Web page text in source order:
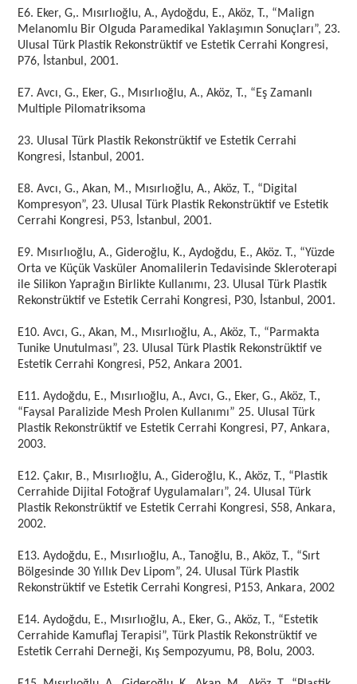
E6. Eker, G,. Mısırlıoğlu, A., Aydoğdu, E., Aköz, T., “Malign
Melanomlu Bir Olguda Paramedikal Yaklaşımın Sonuçları”, 23.
Ulusal Türk Plastik Rekonstrüktif ve Estetik Cerrahi Kongresi,
P76, İstanbul, 2001.
E7. Avcı, G., Eker, G., Mısırlıoğlu, A., Aköz, T., “Eş Zamanlı
Multiple Pilomatriksoma
23. Ulusal Türk Plastik Rekonstrüktif ve Estetik Cerrahi
Kongresi, İstanbul, 2001.
E8. Avcı, G., Akan, M., Mısırlıoğlu, A., Aköz, T., “Digital
Kompresyon”, 23. Ulusal Türk Plastik Rekonstrüktif ve Estetik
Cerrahi Kongresi, P53, İstanbul, 2001.
E9. Mısırlıoğlu, A., Gideroğlu, K., Aydoğdu, E., Aköz. T., “Yüzde
Orta ve Küçük Vasküler Anomalilerin Tedavisinde Skleroterapi
ile Silikon Yaprağın Birlikte Kullanımı, 23. Ulusal Türk Plastik
Rekonstrüktif ve Estetik Cerrahi Kongresi, P30, İstanbul, 2001.
E10. Avcı, G., Akan, M., Mısırlıoğlu, A., Aköz, T., “Parmakta
Tunike Unutulması”, 23. Ulusal Türk Plastik Rekonstrüktif ve
Estetik Cerrahi Kongresi, P52, Ankara 2001.
E11. Aydoğdu, E., Mısırlıoğlu, A., Avcı, G., Eker, G., Aköz, T.,
“Faysal Paralizide Mesh Prolen Kullanımı” 25. Ulusal Türk
Plastik Rekonstrüktif ve Estetik Cerrahi Kongresi, P7, Ankara,
2003.
E12. Çakır, B., Mısırlıoğlu, A., Gideroğlu, K., Aköz, T., “Plastik
Cerrahide Dijital Fotoğraf Uygulamaları”, 24. Ulusal Türk
Plastik Rekonstrüktif ve Estetik Cerrahi Kongresi, S58, Ankara,
2002.
E13. Aydoğdu, E., Mısırlıoğlu, A., Tanoğlu, B., Aköz, T., “Sırt
Bölgesinde 30 Yıllık Dev Lipom”, 24. Ulusal Türk Plastik
Rekonstrüktif ve Estetik Cerrahi Kongresi, P153, Ankara, 2002
E14. Aydoğdu, E., Mısırlıoğlu, A., Eker, G., Aköz, T., “Estetik
Cerrahide Kamuflaj Terapisi”, Türk Plastik Rekonstrüktif ve
Estetik Cerrahi Derneği, Kış Sempozyumu, P8, Bolu, 2003.